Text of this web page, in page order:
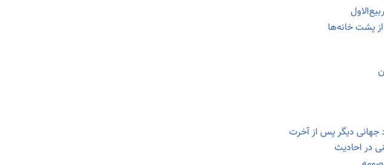
پشت خانه‌ها
دیگر پس از آخرت
در احادیث